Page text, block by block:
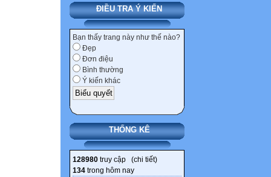
ĐIỀU TRA Ý KIẾN
Bạn thấy trang này như thế nào?
Đẹp
Đơn điệu
Bình thường
Ý kiến khác
THỐNG KÊ
128980 truy cập (chi tiết)
134 trong hôm nay